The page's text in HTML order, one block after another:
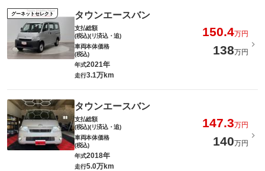
グーネットセレクト タウンエースバン
支払総額
(税込)(リ済込・追)
150.4万円
車両本体価格
(税込)
138万円
年式2021年
走行3.1万km
タウンエースバン
支払総額
(税込)(リ済込・追)
147.3万円
車両本体価格
(税込)
140万円
年式2018年
走行5.0万km